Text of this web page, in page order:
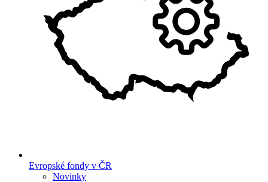
Evropské fondy v ČR
Novinky